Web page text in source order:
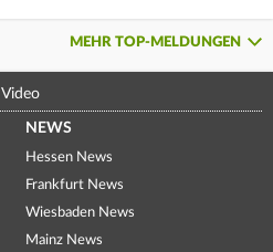
MEHR TOP-MELDUNGEN
Video
NEWS
Hessen News
Frankfurt News
Wiesbaden News
Mainz News